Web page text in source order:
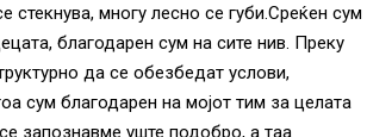
многу лесно се губи.Среќен сум
благодарен сум на сите нив. Преку
да се обезбедат услови,
сум благодарен на мојот тим за целата
запознавме уште подобро, а таа